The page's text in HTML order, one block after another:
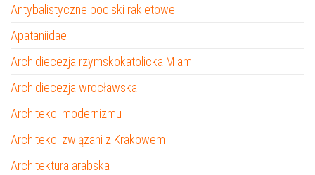
Antybalistyczne pociski rakietowe
Apataniidae
Archidiecezja rzymskokatolicka Miami
Archidiecezja wrocławska
Architekci modernizmu
Architekci związani z Krakowem
Architektura arabska